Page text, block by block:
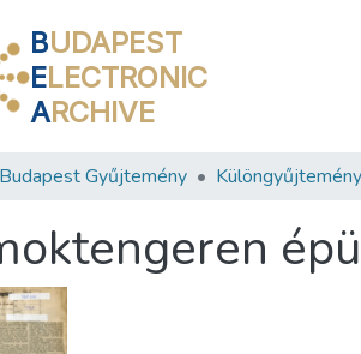
BUDAPEST
ELECTRONIC
ARCHIVE
Budapest Gyűjtemény